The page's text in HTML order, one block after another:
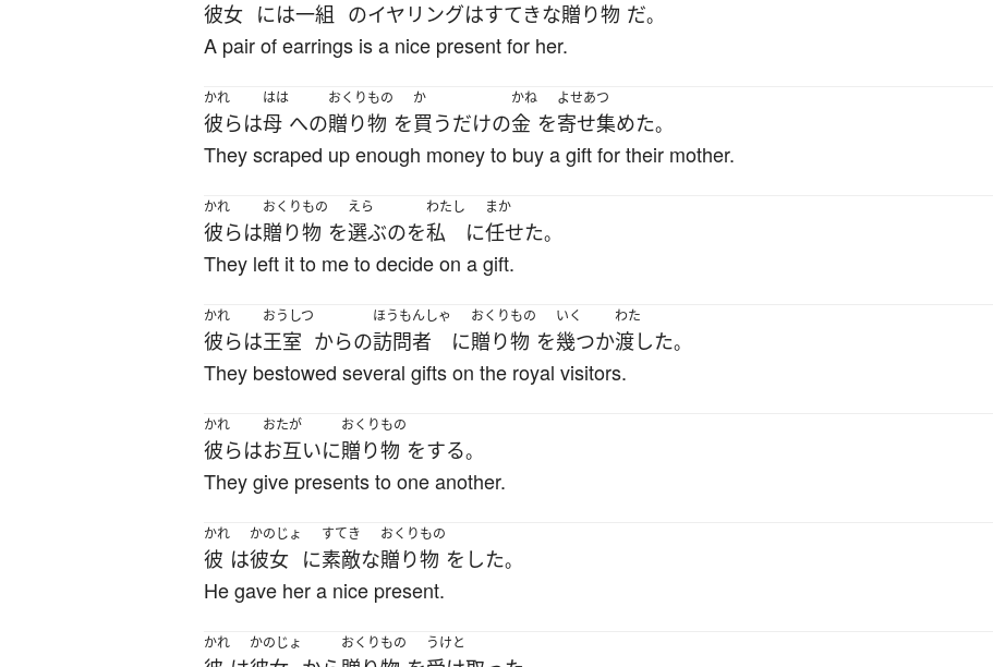
彼女 には一組 のイヤリングはすてきな贈り物 だ。
A pair of earrings is a nice present for her.
かれ
彼らは
はは
母 への
おくりもの
贈り物 を
か
買うだけの
かね
金 を
よせあつ
寄せ集めた。
They scraped up enough money to buy a gift for their mother.
かれ
彼らは
おくりもの
贈り物 を
えら
選ぶのを
わたし
私 に
まか
任せた。
They left it to me to decide on a gift.
かれ
彼らは
おうしつ
王室 からの
ほうもんしゃ
訪問者 に
おくりもの
贈り物 を
いく
幾つか
わた
渡した。
They bestowed several gifts on the royal visitors.
かれ
彼らは
おたが
お互いに
おくりもの
贈り物 をする。
They give presents to one another.
かれ
彼 は
かのじょ
彼女 に
すてき
素敵な
おくりもの
贈り物 を した。
He gave her a nice present.
かれ
かのじょ おくりもの うけと